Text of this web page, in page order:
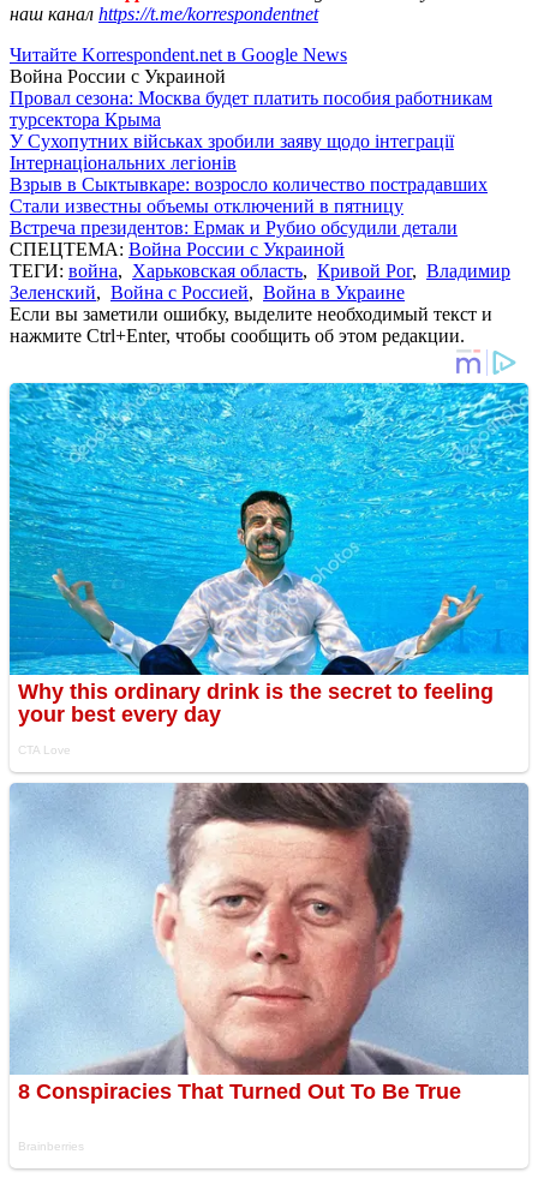
наш канал https://t.me/korrespondentnet
Читайте Korrespondent.net в Google News
Война России с Украиной
Провал сезона: Москва будет платить пособия работникам
турсектора Крыма
У Сухопутних військах зробили заяву щодо інтеграції
Інтернаціональних легіонів
Взрыв в Сыктывкаре: возросло количество пострадавших
Стали известны объемы отключений в пятницу
Встреча президентов: Ермак и Рубио обсудили детали
СПЕЦТЕМА: Война России с Украиной
ТЕГИ: война, Харьковская область, Кривой Рог, Владимир
Зеленский, Война с Россией, Война в Украине
Если вы заметили ошибку, выделите необходимый текст и
нажмите Ctrl+Enter, чтобы сообщить об этом редакции.